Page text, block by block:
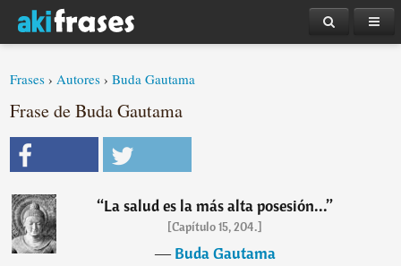
Frases ›Autores ›Buda Gautama
Frase de Buda Gautama
“La salud es la más alta posesión...”
[Capítulo 15, 204.]
―Buda Gautama